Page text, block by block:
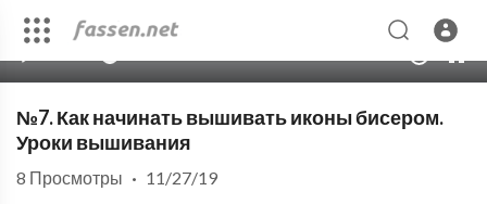
№7. Как начинать вышивать иконы бисером.
Уроки вышивания
8 Просмотры · 11/27/19